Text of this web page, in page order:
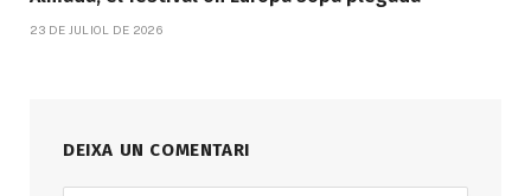
23 DE JULIOL DE 2026
DEIXA UN COMENTARI